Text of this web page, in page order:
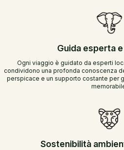
Guida esperta
Ogni viaggio è guidato da esperti
condividono una profonda conoscenza
perspicace e un supporto costante per
Sostenibilità